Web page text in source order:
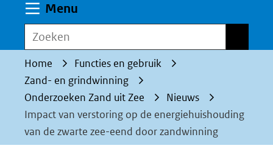
geweigerd.
Menu
Zoeken
Home
Functies en gebruik
Zand- en grindwinning
Onderzoeken Zand uit Zee
Nieuws
Impact van verstoring op de energiehuishouding
van de zwarte zee-eend door zandwinning